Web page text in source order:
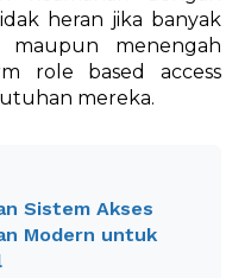
heran jika banyak
maupun menengah
role based access
mereka.
Sistem Akses
Modern untuk